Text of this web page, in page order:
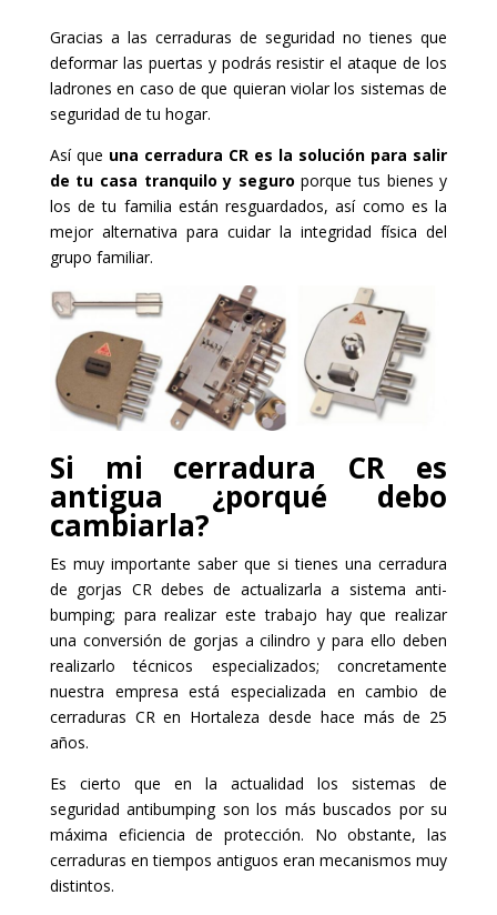
Gracias a las cerraduras de seguridad no tienes que
deformar las puertas y podrás resistir el ataque de los
ladrones en caso de que quieran violar los sistemas de
seguridad de tu hogar.
Así que una cerradura CR es la solución para salir
de tu casa tranquilo y seguro porque tus bienes y
los de tu familia están resguardados, así como es la
mejor alternativa para cuidar la integridad física del
grupo familiar.
Si mi cerradura CR es
antigua ¿porqué debo
cambiarla?
Es muy importante saber que si tienes una cerradura
de gorjas CR debes de actualizarla a sistema anti-
bumping; para realizar este trabajo hay que realizar
una conversión de gorjas a cilindro y para ello deben
realizarlo técnicos especializados; concretamente
nuestra empresa está especializada en cambio de
cerraduras CR en Hortaleza desde hace más de 25
años.
Es cierto que en la actualidad los sistemas de
seguridad antibumping son los más buscados por su
máxima eficiencia de protección. No obstante, las
cerraduras en tiempos antiguos eran mecanismos muy
distintos.